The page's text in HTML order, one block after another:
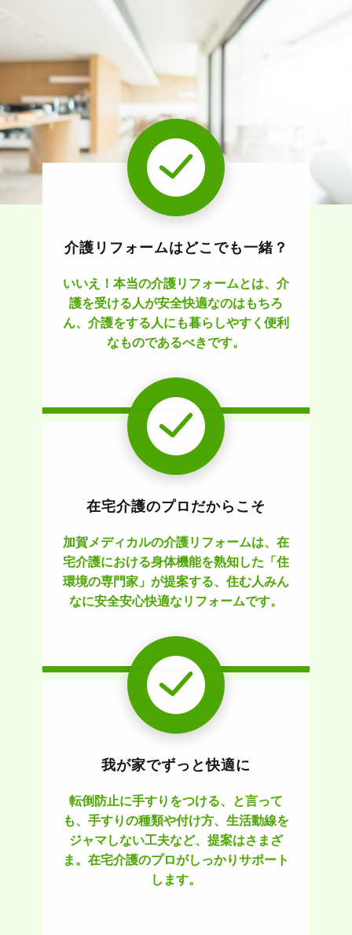
介護リフォームはどこでも一緒？
いいえ！本当の介護リフォームとは、介
護を受ける人が安全快適なのはもちろ
ん、介護をする人にも暮らしやすく便利
なものであるべきです。
在宅介護のプロだからこそ
加賀メディカルの介護リフォームは、在
宅介護における身体機能を熟知した「住
環境の専門家」が提案する、住む人みん
なに安全安心快適なリフォームです。
我が家でずっと快適に
転倒防止に手すりをつける、と言って
も、手すりの種類や付け方、生活動線を
ジャマしない工夫など、提案はさまざ
ま。在宅介護のプロがしっかりサポート
します。